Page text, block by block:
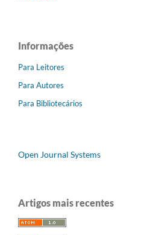
Informações
Para Leitores
Para Autores
Para Bibliotecários
Open Journal Systems
Artigos mais recentes